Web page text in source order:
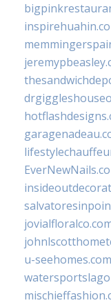
u-seehomes.com